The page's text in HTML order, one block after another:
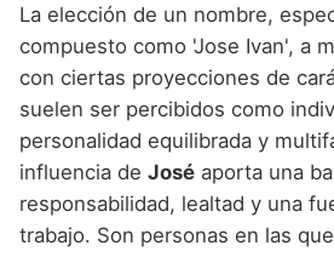
La elección de un nombre,
compuesto como 'Jose Ivan', a
con ciertas proyecciones de
suelen ser percibidos como
personalidad equilibrada y
influencia de José aporta una
responsabilidad, lealtad y una
trabajo. Son personas en las